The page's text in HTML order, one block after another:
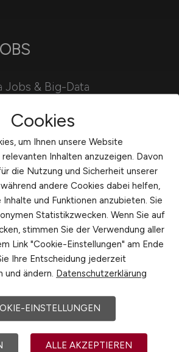
Jobs & Big-Data
Cookies
um Ihnen unsere Website
Inhalten anzuzeigen. Davon
die Nutzung und Sicherheit unserer
andere Cookies dabei helfen,
und Funktionen anzubieten. Sie
Statistikzwecken. Wenn Sie auf
stimmen Sie der Verwendung aller
Link "Cookie-Einstellungen" am Ende
Ihre Entscheidung jederzeit
und ändern. Datenschutzerklärung
EINSTELLUNGEN
ALLE AKZEPTIEREN